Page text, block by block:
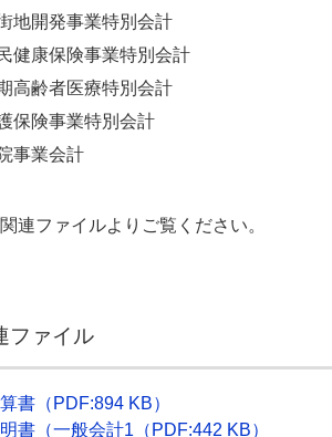
地開発事業特別会計
健康保険事業特別会計
高齢者医療特別会計
保険事業特別会計
事業会計
連ファイルよりご覧ください。
ファイル
書（PDF:894 KB）
書（一般会計1（PDF:442 KB）